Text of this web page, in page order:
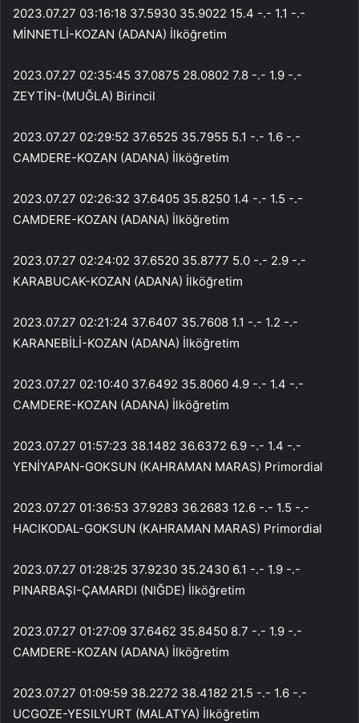
2023.07.27 03:16:18 37.5930 35.9022 15.4 -.- 1.1 -.-
MİNNETLİ-KOZAN (ADANA) İlköğretim
2023.07.27 02:35:45 37.0875 28.0802 7.8 -.- 1.9 -.-
ZEYTİN-(MUĞLA) Birincil
2023.07.27 02:29:52 37.6525 35.7955 5.1 -.- 1.6 -.-
CAMDERE-KOZAN (ADANA) İlköğretim
2023.07.27 02:26:32 37.6405 35.8250 1.4 -.- 1.5 -.-
CAMDERE-KOZAN (ADANA) İlköğretim
2023.07.27 02:24:02 37.6520 35.8777 5.0 -.- 2.9 -.-
KARABUCAK-KOZAN (ADANA) İlköğretim
2023.07.27 02:21:24 37.6407 35.7608 1.1 -.- 1.2 -.-
KARANEBİLİ-KOZAN (ADANA) İlköğretim
2023.07.27 02:10:40 37.6492 35.8060 4.9 -.- 1.4 -.-
CAMDERE-KOZAN (ADANA) İlköğretim
2023.07.27 01:57:23 38.1482 36.6372 6.9 -.- 1.4 -.-
YENİYAPAN-GOKSUN (KAHRAMAN MARAS) Primordial
2023.07.27 01:36:53 37.9283 36.2683 12.6 -.- 1.5 -.-
HACIKODAL-GOKSUN (KAHRAMAN MARAS) Primordial
2023.07.27 01:28:25 37.9230 35.2430 6.1 -.- 1.9 -.-
PINARBAŞI-ÇAMARDI (NIĞDE) İlköğretim
2023.07.27 01:27:09 37.6462 35.8450 8.7 -.- 1.9 -.-
CAMDERE-KOZAN (ADANA) İlköğretim
2023.07.27 01:09:59 38.2272 38.4182 21.5 -.- 1.6 -.-
UCGOZE-YESILYURT (MALATYA) İlköğretim